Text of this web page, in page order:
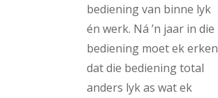
bediening van binne lyk
én werk. Ná ’n jaar in die
bediening moet ek erken
dat die bediening total
anders lyk as wat ek